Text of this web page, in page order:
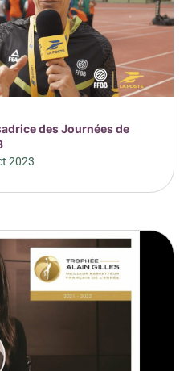
des Journées de
2023